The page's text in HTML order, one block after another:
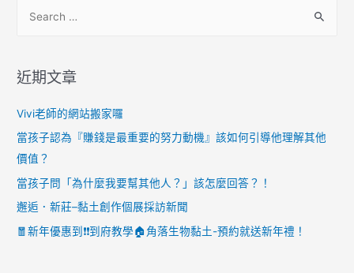
近期文章
Vivi老師的網站搬家囉
當孩子認為『賺錢是最重要的努力動機』該如何引導他理解其他
價值？
當孩子問「為什麼我要幫其他人？」該怎麼回答？！
邂逅．新莊–黏土創作個展採訪新聞
🧧新年優惠到❗️❗️到府教學🏠角落生物黏土-預約就送新年禮！